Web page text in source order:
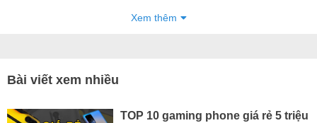
Xem thêm
Bài viết xem nhiều
TOP 10 gaming phone giá rẻ 5 triệu